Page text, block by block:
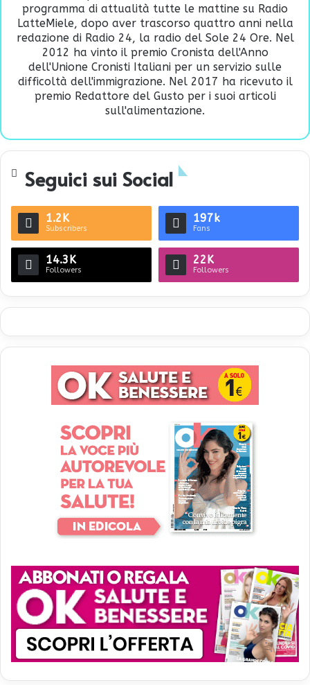
programma di attualità tutte le mattine su Radio
LatteMiele, dopo aver trascorso quattro anni nella
redazione di Radio 24, la radio del Sole 24 Ore. Nel
2012 ha vinto il premio Cronista dell'Anno
dell'Unione Cronisti Italiani per un servizio sulle
difficoltà dell'immigrazione. Nel 2017 ha ricevuto il
premio Redattore del Gusto per i suoi articoli
sull'alimentazione.
Seguici sui Social
1.2K
Subscribers
197k
Fans
14.3K
Followers
22K
Followers